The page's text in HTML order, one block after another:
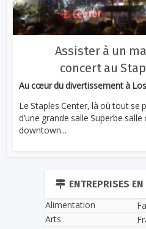
Assister à un
concert au
Au cœur du divertissement à
Le Staples Center, là où tout se
d’une grande salle Superbe
downtown...
ENTREPRISES
Alimentation
Arts